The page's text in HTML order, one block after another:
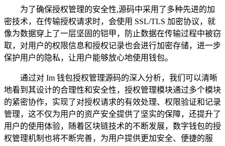
为了确保授权管理的安全性,源码中采用了多种先进的加
密技术，在传输授权请求时，会使用 SSL/TLS 加密协议，就
像为数据穿上了一层坚固的铠甲，防止数据在传输过程中被窃
取，对用户的权限信息和授权记录也会进行加密存储，进一步
保护用户的隐私，让用户能够放心地使用钱包。
通过对 Im 钱包授权管理源码的深入分析，我们可以清晰
地看到其设计的合理性和安全性，授权管理模块通过多个模块
的紧密协作，实现了对授权请求的有效处理、权限验证和记录
管理，这不仅为用户的资产安全提供了坚实的保障，还提升了
用户的使用体验，随着区块链技术的不断发展，数字钱包的授
权管理机制也将不断完善，为用户提供更加安全、便捷的服